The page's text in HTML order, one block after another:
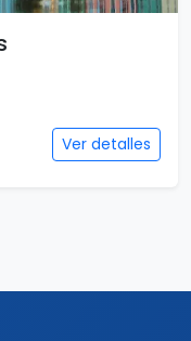
Ver detalles